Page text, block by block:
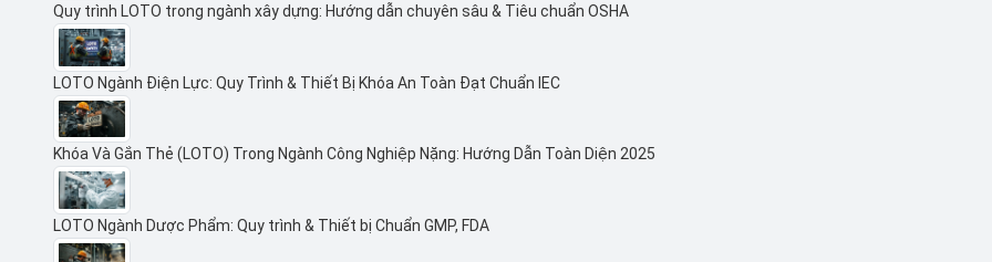
Quy trình LOTO trong ngành xây dựng: Hướng dẫn chuyên sâu & Tiêu chuẩn OSHA
LOTO Ngành Điện Lực: Quy Trình & Thiết Bị Khóa An Toàn Đạt Chuẩn IEC
Khóa Và Gắn Thẻ (LOTO) Trong Ngành Công Nghiệp Nặng: Hướng Dẫn Toàn Diện 2025
LOTO Ngành Dược Phẩm: Quy trình & Thiết bị Chuẩn GMP, FDA